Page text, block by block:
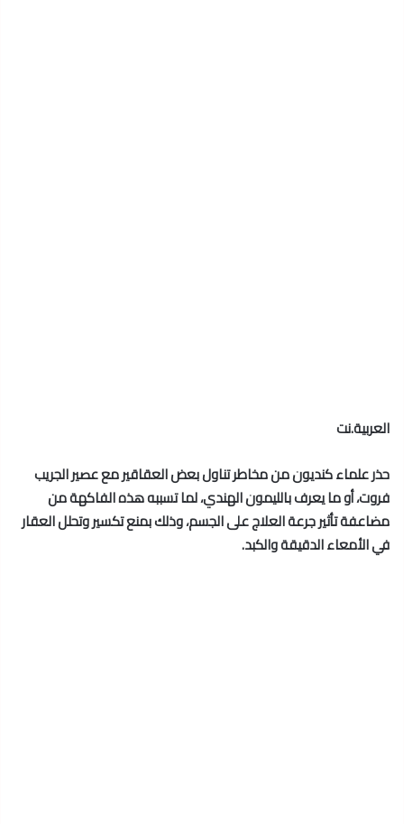
العربية.نت
حذر علماء كنديون من مخاطر تناول بعض العقاقير مع عصير الجريب
فروت، أو ما يعرف بالليمون الهندي، لما تسببه هذه الفاكهة من
مضاعفة تأثير جرعة العلاج على الجسم، وذلك بمنع تكسير وتحلل العقار
في الأمعاء الدقيقة والكبد.